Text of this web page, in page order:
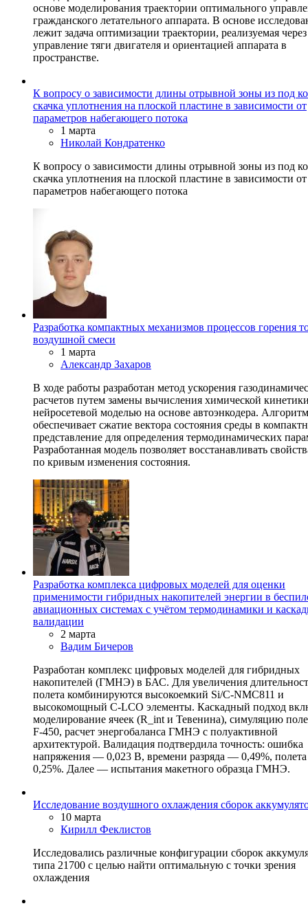
основе моделирования траектории оптимального
гражданского летательного аппарата. В основе
лежит задача оптимизации траектории, реализуемая
управление тяги двигателя и ориентацией аппарата в
пространстве.
К вопросу о зависимости длины отрывной зоны из под
скачка уплотнения на плоской пластине в зависимости от
параметров набегающего потока
1 марта
Николай Кондратенко
К вопросу о зависимости длины отрывной зоны из под
скачка уплотнения на плоской пластине в зависимости от
параметров набегающего потока
Разработка компактных механизмов процессов горения
воздушной смеси
1 марта
Александр Захаров
В ходе работы разработан метод ускорения
расчетов путем замены вычисления химической
нейросетевой моделью на основе автоэнкодера. Алгоритм
обеспечивает сжатие вектора состояния среды в
представление для определения термодинамических
Разработанная модель позволяет восстанавливать
по кривым изменения состояния.
Разработка комплекса цифровых моделей для оценки
применимости гибридных накопителей энергии в
авиационных системах с учётом термодинамики и
валидации
2 марта
Вадим Бичеров
Разработан комплекс цифровых моделей для гибридных
накопителей (ГМНЭ) в БАС. Для увеличения
полета комбинируются высокоемкий Si/C-NMC811 и
высокомощный С-LCO элементы. Каскадный подход
моделирование ячеек (R_int и Тевенина), симуляцию
F-450, расчет энергобаланса ГМНЭ с полуактивной
архитектурой. Валидация подтвердила точность: ошибка
напряжения — 0,023 В, времени разряда — 0,49%,
0,25%. Далее — испытания макетного образца ГМНЭ.
Исследование воздушного охлаждения сборок
10 марта
Кирилл Феклистов
Исследовались различные конфигурации сборок
типа 21700 с целью найти оптимальную с точки зрения
охлаждения